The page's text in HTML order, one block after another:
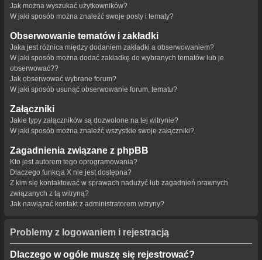
Jak można wyszukać użytkowników?
W jaki sposób można znaleźć swoje posty i tematy?
Obserwowanie tematów i zakładki
Jaka jest różnica między dodaniem zakładki a obserwowaniem?
W jaki sposób można dodać zakładkę do wybranych tematów lub je
obserwować??
Jak obserwować wybrane forum?
W jaki sposób usunąć obserwowanie forum, tematu?
Załączniki
Jakie typy załączników są dozwolone na tej witrynie?
W jaki sposób można znaleźć wszystkie swoje załączniki?
Zagadnienia związane z phpBB
Kto jest autorem tego oprogramowania?
Dlaczego funkcja X nie jest dostępna?
Z kim się kontaktować w sprawach nadużyć lub zagadnień prawnych
związanych z tą witryną?
Jak nawiązać kontakt z administratorem witryny?
Problemy z logowaniem i rejestracją
Dlaczego w ogóle muszę się rejestrować?